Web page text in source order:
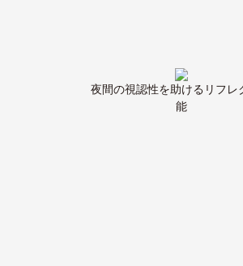
夜間の視認性を助けるリフレ
能